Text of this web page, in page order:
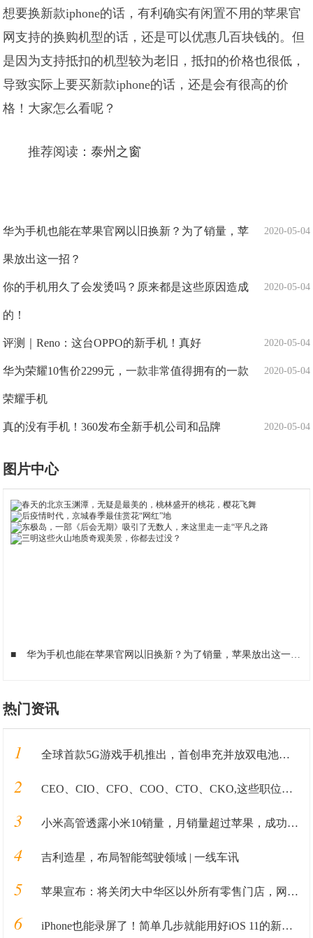
想要换新款iphone的话，有利确实有闲置不用的苹果官
网支持的换购机型的话，还是可以优惠几百块钱的。但
是因为支持抵扣的机型较为老旧，抵扣的价格也很低，
导致实际上要买新款iphone的话，还是会有很高的价
格！大家怎么看呢？
推荐阅读：泰州之窗
2020-05-04
华为手机也能在苹果官网以旧换新？为了销量，苹
果放出这一招？
2020-05-04
你的手机用久了会发烫吗？原来都是这些原因造成
的！
2020-05-04
评测｜Reno：这台OPPO的新手机！真好
2020-05-04
华为荣耀10售价2299元，一款非常值得拥有的一款
荣耀手机
2020-05-04
真的没有手机！360发布全新手机公司和品牌
图片中心
■ 华为手机也能在苹果官网以旧换新？为了销量，苹果放出这一招？
热门资讯
1 全球首款5G游戏手机推出，首创串充并放双电池系统，38分钟充满电
2 CEO、CIO、CFO、COO、CTO、CKO,这些职位都是在做什么的？
3 小米高管透露小米10销量，月销量超过苹果，成功进入高端市场
4 吉利造星，布局智能驾驶领域 | 一线车讯
5 苹果宣布：将关闭大中华区以外所有零售门店，网友点评亮了
6 iPhone也能录屏了！简单几步就能用好iOS 11的新功能